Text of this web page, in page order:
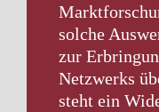
solche
zur
Netzwerks
steht ein